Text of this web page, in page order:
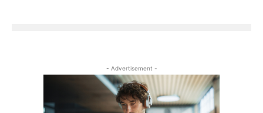
- Advertisement -